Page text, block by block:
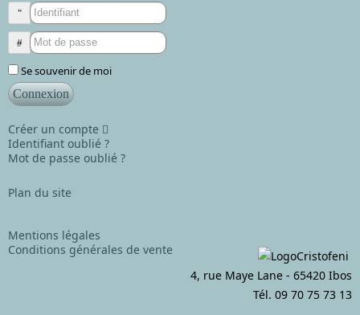
Identifiant
Mot de passe
Se souvenir de moi
Connexion
Créer un compte
Identifiant oublié ?
Mot de passe oublié ?
Plan du site
Mentions légales
Conditions générales de vente
4, rue Maye Lane - 65420 Ibos
Tél. 09 70 75 73 13